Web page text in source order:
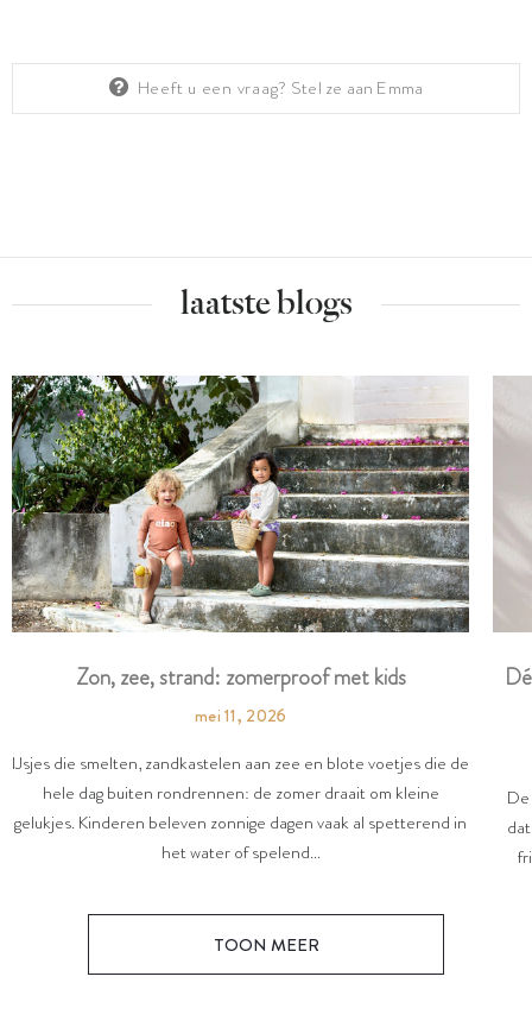
Heeft u een vraag? Stel ze aan Emma
laatste blogs
Zon, zee, strand: zomerproof met kids
mei 11, 2026
IJsjes die smelten, zandkastelen aan zee en blote voetjes die de
hele dag buiten rondrennen: de zomer draait om kleine
gelukjes. Kinderen beleven zonnige dagen vaak al spetterend in
het water of spelend...
TOON MEER